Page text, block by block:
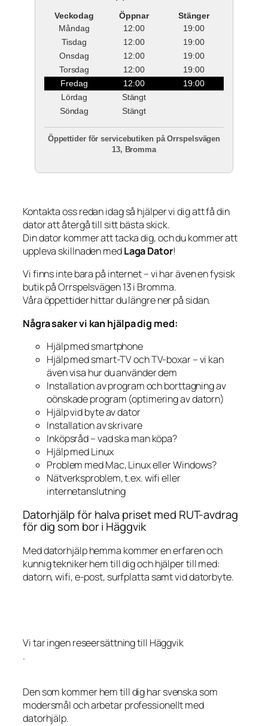
Veckodag Öppnar
Stänger
Måndag
12:00
19:00
Tisdag
12:00
19:00
Onsdag
12:00
19:00
Torsdag
12:00
19:00
Fredag
12:00
19:00
Lördag
Stängt
Söndag
Stängt
Öppettider för servicebutiken på Orrspelsvägen
13, Bromma
Kontakta oss redan idag så hjälper vi dig att få din
dator att återgå till sitt bästa skick.
Din dator kommer att tacka dig, och du kommer att
uppleva skillnaden medLaga Dator!
Vi finns inte bara på internet – vi har även en fysisk
butik på Orrspelsvägen 13 i Bromma.
Våra öppettider hittar du längre ner på sidan.
Några saker vi kan hjälpa dig med:
Hjälp med smartphone
Hjälp med smart-TV och TV-boxar – vi kan
även visa hur du använder dem
Installation av program och borttagning av
oönskade program (optimering av datorn)
Hjälp vid byte av dator
Installation av skrivare
Inköpsråd – vad ska man köpa?
Hjälp med Linux
Problem med Mac, Linux eller Windows?
Nätverksproblem, t.ex. wifi eller
internetanslutning
Datorhjälp för halva priset med RUT-avdrag
för dig som bor i Häggvik
Med datorhjälp hemma kommer en erfaren och
kunnig tekniker hem till dig och hjälper till med:
datorn, wifi, e-post, surfplatta samt vid datorbyte.
Vi tar ingen reseersättning till Häggvik
.
Den som kommer hem till dig har svenska som
modersmål och arbetar professionellt med
datorhjälp.